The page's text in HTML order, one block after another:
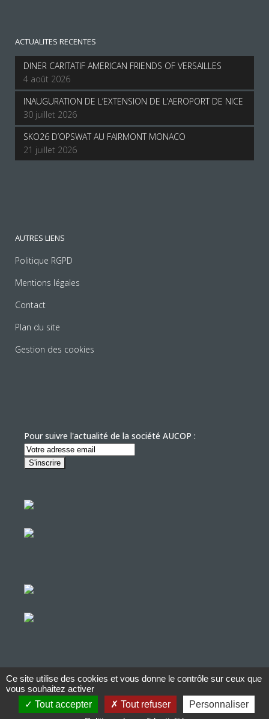
ACTUALITES RECENTES
DINER CARITATIF AMERICAN FRIENDS OF VERSAILLES
4 août 2026
INAUGURATION DE L’EXTENSION DE L’AEROPORT DE NICE
30 juillet 2026
SKO26 D’OPSWAT AU FAIRMONT MONACO
21 juillet 2026
AUTRES LIENS
Politique RGPD
Mentions légales
Contact
Plan du site
Gestion des cookies
Pour suivre l'actualité de la société AUCOP :
© Copyright Aucop – 2022
Ce site utilise des cookies et vous donne le contrôle sur ceux que
vous souhaitez activer
Tout accepter
Tout refuser
Personnaliser